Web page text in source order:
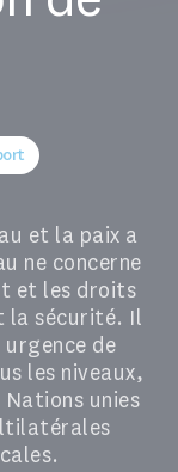
et la paix a
ne concerne
et les droits
la sécurité. Il
de
les niveaux,
Nations unies